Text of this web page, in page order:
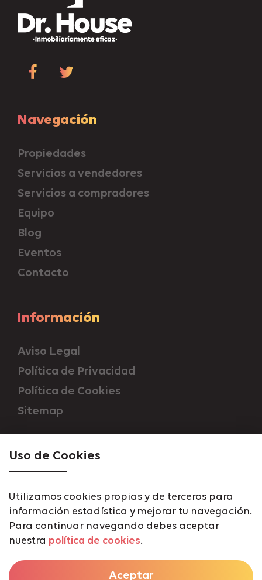
Navegación
Propiedades
Servicios a vendedores
Servicios a compradores
Equipo
Blog
Eventos
Contacto
Información
Aviso Legal
Política de Privacidad
Política de Cookies
Sitemap
Contáctanos
952 28 72 42
Avda. Carlos Haya 186, Málaga 29010
info@drhouse.house
Uso de Cookies
Utilizamos cookies propias y de terceros para
información estadística y mejorar tu navegación.
Para continuar navegando debes aceptar
nuestra política de cookies.
Aceptar